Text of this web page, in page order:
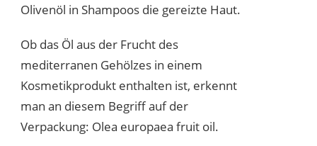
Olivenöl in Shampoos die gereizte Haut.
Ob das Öl aus der Frucht des
mediterranen Gehölzes in einem
Kosmetikprodukt enthalten ist, erkennt
man an diesem Begriff auf der
Verpackung: Olea europaea fruit oil.